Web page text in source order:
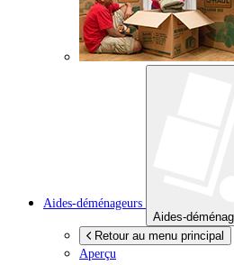
Aides-déménageurs
Aides-
Retour au menu principal
Aperçu